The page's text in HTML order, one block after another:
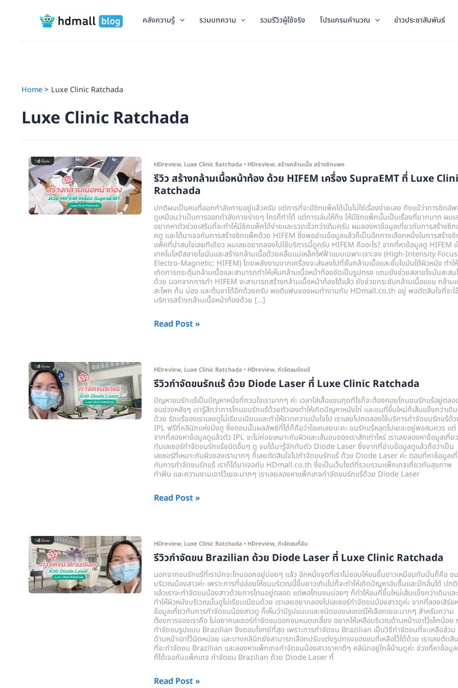
คลังความรู้ รวมบทความ รวมรีวิวผู้ใช้จริง โปรแกรมคำนวณ ข่าวประชาสัมพันธ์
Home Luxe Clinic Ratchada
Luxe Clinic Ratchada
HDreview, Luxe Clinic Ratchada • HDreview, สร้างกล้ามเนื้อ สร้างซิกแพค
รีวิว สร้างกล้ามเนื้อหน้าท้อง ด้วย HIFEM เครื่อง SupraEMT ที่ Luxe
Ratchada
ปกติผมเป็นคนที่ออกกำลังกายอยู่แล้วครับ แต่การที่จะมีซิกแพ็คได้นั้นไม่ใช่เรื่องง่ายเลย ถึงแม้ว่าการซิทอัพ
ดูเหมือนว่าเป็นการออกกำลังกายง่ายๆ ใครก็ทำได้ แต่การเล่นให้ถึง ให้มีซิกแพ็กนั้นเป็นเรื่องที่ยากมาก ผมเ
อยากหาตัวช่วยเสริมที่จะทำให้มีซิกแพ็คได้ง่ายและรวดเร็วกว่าเดิมครับ ผมลองหาข้อมูลเกี่ยวกับการสร้างซิ
คดู และได้มาเจอกับการสร้างซิกแพ็คด้วย HIFEM ซึ่งพออ่านข้อมูลแล้วก็เป็นอีกทางเลือกหนึ่งในการสร้างซิ
แพ็คที่น่าสนใจเลยทีเดียว ผมเลยอยากลองไปใช้บริการนี้ดูครับ HIFEM คืออะไร? จากที่หาข้อมูลดู HIFEM
เทคโนโลยีสลายไขมันและสร้างกล้ามเนื้อด้วยคลื่นแม่เหล็กไฟฟ้าแบบเฉพาะเจาะจง (High-Intensity
Electro-Magnetic: HIFEM) โดยพลังงานจากเครื่องจะส่งลงไปที่ชั้นกล้ามเนื้อและชั้นไขมันใต้ผิวหนัง ทำให้
เกิดการกระตุ้นกล้ามเนื้อและสามารถทำให้เห็นกล้ามเนื้อหน้าท้องชัดเป็นรูปทรง แถมยังช่วยสลายไขมันสะสม
ด้วย นอกจากการทำ HIFEM จะสามารถสร้างกล้ามเนื้อหน้าท้องได้แล้ว ยังช่วยกระชับกล้ามเนื้อแขน กล้าม
สะโพก ก้น น่อง และต้นขาได้อีกด้วยครับ พอดีแฟนของผมทำงานกับ HDmall.co.th อยู่ พอตัดสินใจที่จะใช้
บริการสร้างกล้ามเนื้อหน้าท้องด้วย […]
รีวิว
สร้าง
กล้าม
เนื้อ
หน้า
ท้อง
ด้วย
HIFEM
เครื่อง
SupraEMT
ที่
Clinic
Read Post »
HDreview, Luxe Clinic Ratchada • HDreview, กำจัดขนรักแร้
รีวิวกำจัดขนรักแร้ ด้วย Diode Laser ที่ Luxe Clinic Ratchada
ปัญหาขนรักแร้เป็นปัญหาหนึ่งที่กวนใจเรามากๆ ค่ะ เวลาใส่เสื้อแขนกุดทีไรก็จะต้องคอยโกนขนรักแร้อยู่ตลอ
จนช่วงหลังๆ เรารู้สึกว่าการโกนขนรักแร้ด้วยตัวเองทำให้เกิดปัญหาหนังไก่ และขนที่ขึ้นใหม่ก็เส้นแข็งกว่าเดิม
ด้วย รักแร้ของเราเลยดูไม่เรียบเนียนและทำให้ขาดความมั่นใจไป เราเลยไปทดลองใช้บริการกำจัดขนรักแร้ด้
IPL ฟรีที่คลินิกแห่งนึงดู ซึ่งตอนนั้นผลลัพธ์ที่ได้ก็ถือว่าโอเคเลยนะคะ ขนรักแร้หลุดไปเยอะอยู่พอสมควร แต่
จากที่ลองหาข้อมูลดูแล้วตัว IPL จะไม่ค่อยเหมาะกับผิวและเส้นขนของเราสักเท่าไหร่ เราเลยลองหาข้อมูลเกี่ยว
กับเลเซอร์กำจัดขนรักแร้ชนิดอื่นๆ ดู จนได้มารู้จักกับตัว Diode Laser ซึ่งจากที่อ่านข้อมูลดูแล้วถือว่าเป็น
เลเซอร์ที่เหมาะกับผิวของเรามากๆ ก็เลยตัดสินใจไปกำจัดขนรักแร้ ด้วย Diode Laser ค่ะ ตอนที่หาข้อมูลเ
กับการกำจัดขนรักแร้ เราก็ได้มาเจอกับ HDmall.co.th ซึ่งเป็นเว็บไซต์ที่รวบรวมแพ็กเกจเกี่ยวกับสุขภาพ
ทำฟัน และความงามเอาไว้เยอะมากๆ เราเลยลองหาแพ็กเกจกำจัดขนรักแร้ด้วย Diode Laser
รีวิว
กำจัด
ขน
รักแร้
ด้วย
Diode
Laser
ที่
Luxe
Ratchada
Read Post »
HDreview, Luxe Clinic Ratchada • HDreview, กำจัดขนที่ลับ
รีวิวกำจัดขน Brazilian ด้วย Diode Laser ที่ Luxe Clinic Ratchada
นอกจากขนรักแร้ที่เรามักจะโกนออกอยู่บ่อยๆ แล้ว อีกหนึ่งจุดที่เราไม่ชอบให้ขนขึ้นยาวเหมือนกันนั่นก็คือ ขน
บริเวณน้องสาวค่ะ เพราะการที่ปล่อยให้ขนบริเวณนี้ขึ้นยาวเกินไปก็จะทำให้เกิดปัญหาอับชื้นและมีกลิ่นได้ ปกติ
แล้วเราจะกำจัดขนน้องสาวด้วยการโกนอยู่ตลอด แต่พอโกนขนบ่อยๆ ก็ทำให้ขนที่ขึ้นใหม่เส้นแข็งกว่าเดิมและ
ทำให้ผิวหนังบริเวณนั้นดูไม่เรียบเนียนด้วย เราเลยอยากลองไปเลเซอร์กำจัดขนน้องสาวดูค่ะ จากที่ลองเสิร์ช
ข้อมูลเกี่ยวกับการกำจัดขนน้องสาวดู ก็เห็นว่ามีรูปแบบและชนิดของเลเซอร์ให้เลือกเยอะมากๆ สำหรับความ
ต้องการของเราคือ ไม่อยากเลเซอร์กำจัดขนออกจนหมดเกลี้ยง อยากให้เหลือบริเวณด้านหน้าเอาไว้เล็กน้อย
กำจัดขนรูปแบบ Brazilian จึงตอบโจทย์ที่สุด เพราะการกำจัดขน Brazilian เป็นวิธีกำจัดขนที่จะเหลือส่วน
ด้านหน้าเอาไว้นิดหน่อย และบางคลินิกยังสามารถเลือกปรับแต่งรูปทรงของขนที่เหลือไว้ได้ด้วย เราเลยตัดสิ
ที่จะกำจัดขน Brazilian และลองหาแพ็กเกจกำจัดขนน้องสาวราคาดีๆ คลินิกอยู่ใกล้บ้านดูค่ะ ช่วงที่หาข้อมูล
ก็ได้เจอกับแพ็กเกจ กำจัดขน Brazilian ด้วย Diode Laser ที่
รีวิว
กำจัด
Brazilian
ด้วย
Diode
Laser
ที่
Luxe
Clinic
Ratchada
Read Post »